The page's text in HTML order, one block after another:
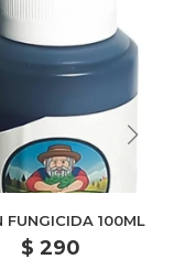
FUNGICIDA 100ML
$ 290